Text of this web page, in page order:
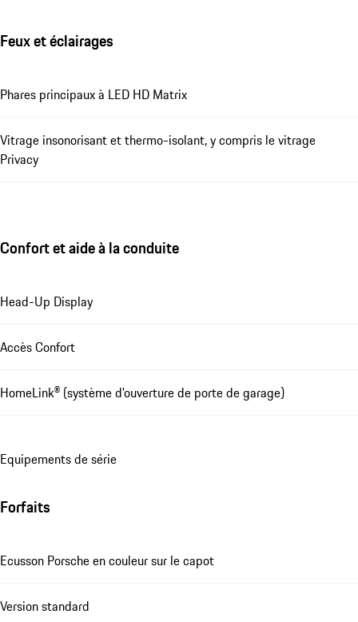
Feux et éclairages
Phares principaux à LED HD Matrix
Vitrage insonorisant et thermo-isolant, y compris le vitrage
Privacy
Confort et aide à la conduite
Head-Up Display
Accès Confort
HomeLink® (système d'ouverture de porte de garage)
Equipements de série
Forfaits
Ecusson Porsche en couleur sur le capot
Version standard